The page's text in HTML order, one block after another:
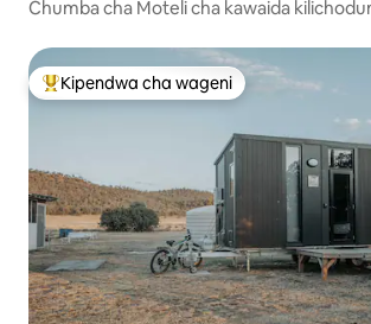
Chumba cha Moteli cha kawaida
Kipendwa maarufu cha wageni
Kipendwa cha wageni